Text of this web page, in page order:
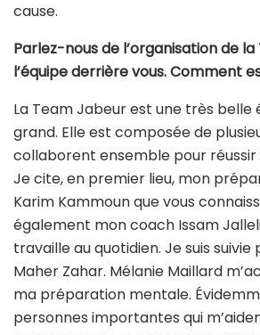
cause.
Parlez-nous de l’organisation de
l’équipe derrière vous. Comment
La Team Jabeur est une très belle
grand. Elle est composée de
collaborent ensemble pour
Je cite, en premier lieu, mon
Karim Kammoun que vous
également mon coach Issam
travaille au quotidien. Je suis
Maher Zahar. Mélanie Maillard
ma préparation mentale.
personnes importantes qui